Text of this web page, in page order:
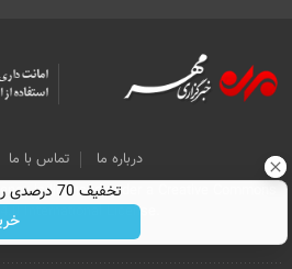
درباره ما تماس با ما
is licensed under a Creative Commons
International License.
تخفیف 70 درصدی روی همه محصولات مونو چرم